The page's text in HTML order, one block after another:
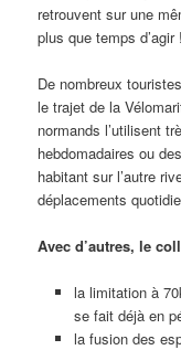
retrouvent sur une
plus que temps d’agir !
De nombreux
le trajet de la
normands l’utilisent
hebdomadaires ou
habitant sur l’autre
déplacements
Avec d’autres, le
la limitation à
se fait déjà en
la fusion des